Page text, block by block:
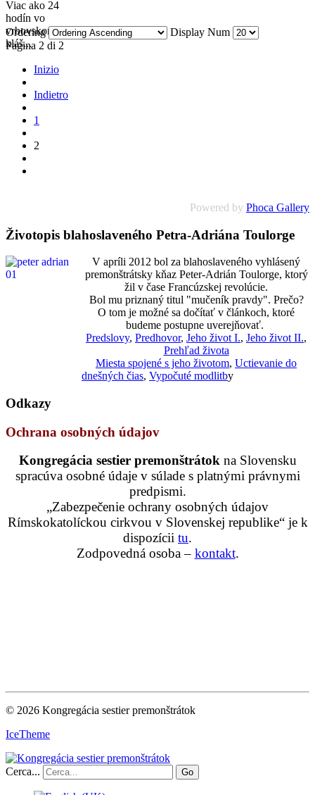
Viac ako 24
hodín vo
vrbovskom
kláš...
Ordering
Display Num
Pagina 2 di 2
Inizio
Indietro
1
2
Powered by Phoca Gallery
Životopis blahoslaveného Petra-Adriána Toulorge
V apríli 2012 bol za blahoslaveného vyhlásený
premonštrátsky kňaz Peter-Adrián Toulorge, ktorý
žil v čase Francúzskej revolúcie.
Bol mu priznaný titul "mučeník pravdy". Prečo?
O tom je možné sa dočítať v článkoch, ktoré
budeme postupne uverejňovať.
Predslovy, Predhovor, Jeho život I., Jeho život II.,
Prehľad života
Miesta spojené s jeho životom, Uctievanie do
dnešných čias, Vypočuté modlitby
Odkazy
Ochrana osobných údajov
Kongregácia sestier premonštrátok na Slovensku
spracúva osobné údaje v súlade s platnými právnymi
predpismi.
„Zabezpečenie ochrany osobných údajov
Rímskokatolíckou cirkvou v Slovenskej republike“ je k
dispozícii tu.
Zodpovedná osoba – kontakt.
© 2026 Kongregácia sestier premonštrátok
IceTheme
Cerca... Go